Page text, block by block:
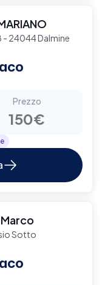
- 24044 Dalmine
Prezzo
150€
Sotto